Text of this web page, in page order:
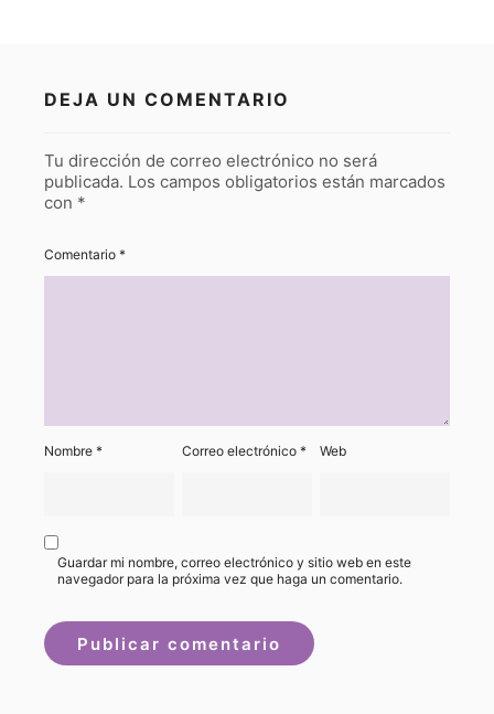
DEJA UN COMENTARIO
Tu dirección de correo electrónico no será
publicada. Los campos obligatorios están marcados
con *
Comentario *
Nombre * Correo electrónico* Web
Guardar mi nombre, correo electrónico y sitio web en este
navegador para la próxima vez que haga un comentario.